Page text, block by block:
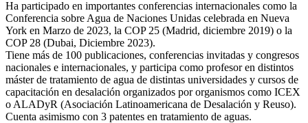
Ha participado en importantes conferencias internacionales como la
Conferencia sobre Agua de Naciones Unidas celebrada en Nueva
York en Marzo de 2023, la COP 25 (Madrid, diciembre 2019) o la
COP 28 (Dubai, Diciembre 2023).
Tiene más de 100 publicaciones, conferencias invitadas y congresos
nacionales e internacionales, y participa como profesor en distintos
máster de tratamiento de agua de distintas universidades y cursos de
capacitación en desalación organizados por organismos como ICEX
o ALADyR (Asociación Latinoamericana de Desalación y Reuso).
Cuenta asimismo con 3 patentes en tratamiento de aguas.